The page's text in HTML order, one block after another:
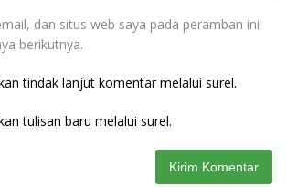
dan situs web saya pada peramban ini
berikutnya.
tindak lanjut komentar melalui surel.
tulisan baru melalui surel.